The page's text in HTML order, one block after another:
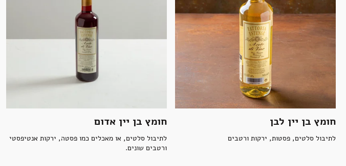
חומץ בן יין לבן
לתיבול סלטים, פסטות, ירקות ורטבים
חומץ בן יין אדום
לתיבול סלטים, או מאכלים כמו פסטה, ירקות אנטיפסטי
ורטבים שונים.